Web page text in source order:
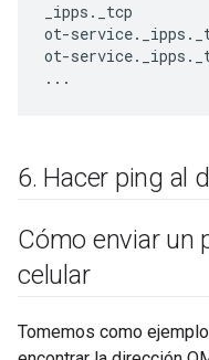
_ipps._tcp
ot-
ot-
6. Hacer ping al
Cómo enviar un
celular
Tomemos como